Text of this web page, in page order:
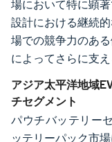
場において特に顕
設計における継続
場での競争力のあ
によってさらに支え
アジア太平洋地域
チセグメント
パウチバッテリー
ッテリーパック市